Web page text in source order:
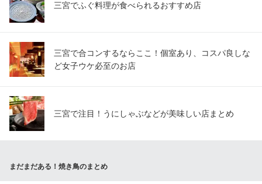
三宮でふぐ料理が食べられるおすすめ店
三宮で合コンするならここ！個室あり、コスパ良しな
ど女子ウケ必至のお店
三宮で注目！うにしゃぶなどが美味しい店まとめ
まだまだある！焼き鳥のまとめ